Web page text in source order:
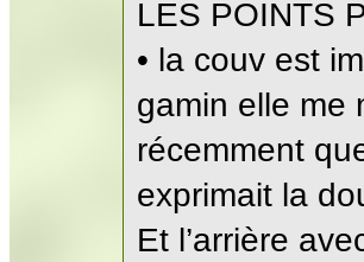
LES POINTS
• la couv est
gamin elle me
récemment
exprimait la
Et l’arrière